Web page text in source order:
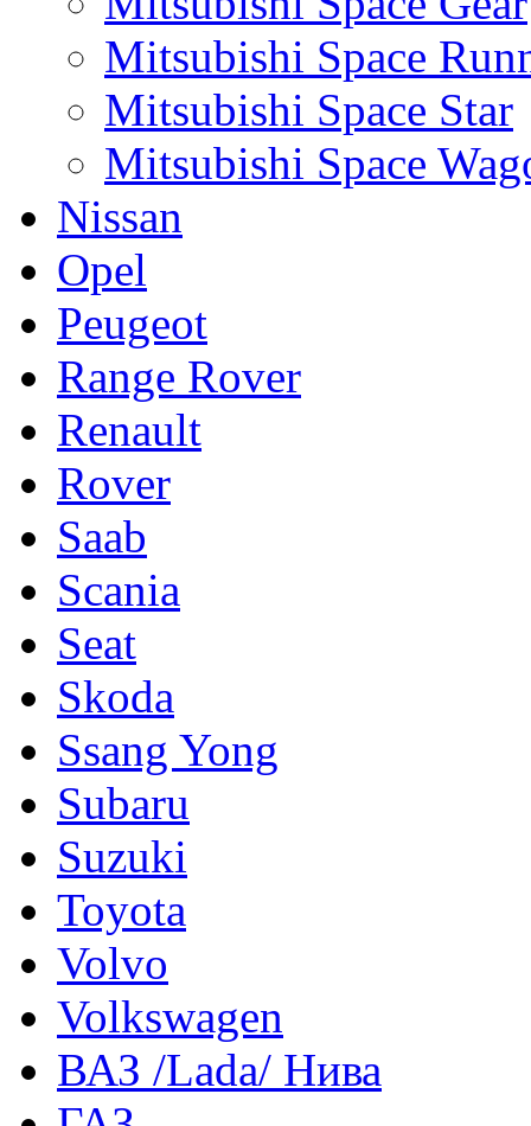
Mitsubishi Space
Mitsubishi Space Star
Mitsubishi Space
Nissan
Opel
Peugeot
Range Rover
Renault
Rover
Saab
Scania
Seat
Skoda
Ssang Yong
Subaru
Suzuki
Toyota
Volvo
Volkswagen
ВАЗ /Lada/ Нива